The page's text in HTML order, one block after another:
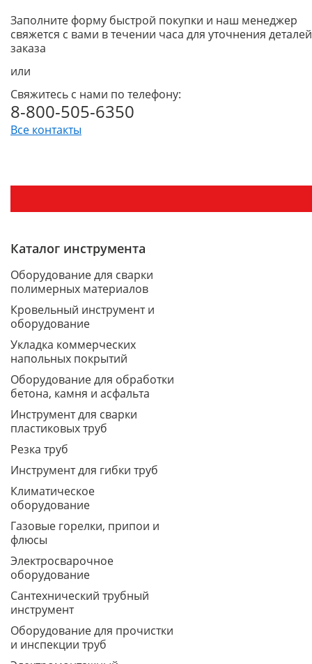
Заполните форму быстрой покупки и наш менеджер
свяжется с вами в течении часа для уточнения деталей
заказа
или
Свяжитесь с нами по телефону:
8-800-505-6350
Все контакты
Каталог инструмента
Оборудование для сварки
полимерных материалов
Кровельный инструмент и
оборудование
Укладка коммерческих
напольных покрытий
Оборудование для обработки
бетона, камня и асфальта
Инструмент для сварки
пластиковых труб
Резка труб
Инструмент для гибки труб
Климатическое
оборудование
Газовые горелки, припои и
флюсы
Электросварочное
оборудование
Сантехнический трубный
инструмент
Оборудование для прочистки
и инспекции труб